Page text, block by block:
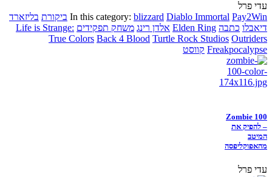
עדי פרל
In this category: blizzard Diablo Immortal Pay2Win ביקורת בליזארד
דיאבלו כתבה Elden Ring אלדן רינג משחק תפקידים Life is Strange:
True Colors Back 4 Blood Turtle Rock Studios Outriders
Freakpocalypse קווסט
Zombie 100
– להפיק את
המיטב
מהאפוקליפסה
עדי פרל